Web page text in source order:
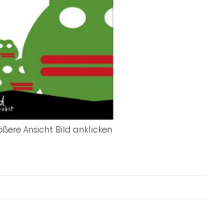
Ansicht Bild anklicken